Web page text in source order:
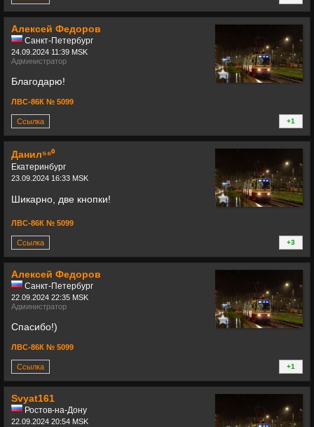
+0
Алексей Федоров
Санкт-Петербург
24.09.2024 11:39 MSK
Администратор
Благодарю!
ЛВС-86К № 5099
Ссылка
+1
+0
Данил⁵⁶⁰
Екатеринбург
23.09.2024 16:33 MSK
Шикарно, две кнопки!
ЛВС-86К № 5099
Ссылка
+3
+0
Алексей Федоров
Санкт-Петербург
22.09.2024 22:35 MSK
Администратор
Спасибо!)
ЛВС-86К № 5099
Ссылка
+1
+0
Svyat161
Ростов-на-Дону
22.09.2024 20:54 MSK